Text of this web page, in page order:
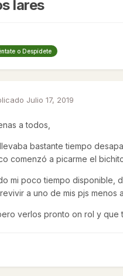
lares
o Despídete
Julio 17, 2019
a todos,
bastante tiempo
comenzó a picarme el
mi poco tiempo disponible,
a uno de mis pjs
verlos pronto on rol y que